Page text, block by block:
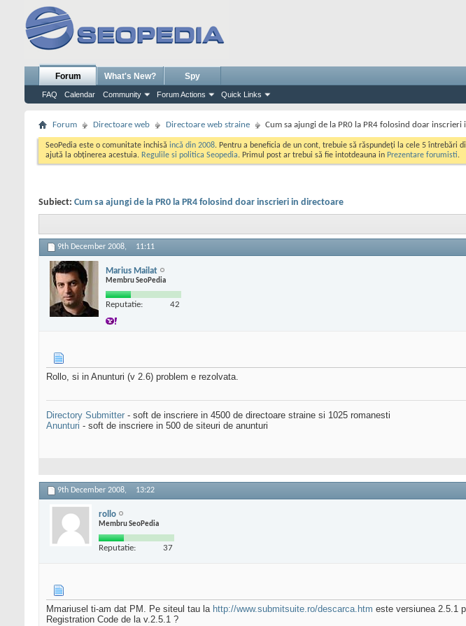
Forum
FAQ Calendar Community Forum Actions Quick Links
What's New? Spy
Forum Directoare web Directoare web straine Cum sa ajungi de la PR0 la PR4 folosind doar
SeoPedia este o comunitate inchisă incă din 2008. Pentru a beneficia de un cont, trebuie să răspundeți la cele 5
ajută la obținerea acestuia. Regulile si politica Seopedia. Primul post ar trebui să fie intotdeauna in Prezentare forumisti.
Subiect: Cum sa ajungi de la PR0 la PR4 folosind doar inscrieri in directoare
9th December 2008, 11:11
Marius Mailat
Membru SeoPedia
Reputatie: 42
Rollo, si in Anunturi (v 2.6) problem e rezolvata.
Directory Submitter - soft de inscriere in 4500 de directoare straine si 1025 romanesti
Anunturi - soft de inscriere in 500 de siteuri de anunturi
9th December 2008, 13:22
rollo
Membru SeoPedia
Reputatie: 37
Mmariusel ti-am dat PM. Pe siteul tau la http://www.submitsuite.ro/descarca.htm este versiunea 2.5.1
Registration Code de la v.2.5.1 ?